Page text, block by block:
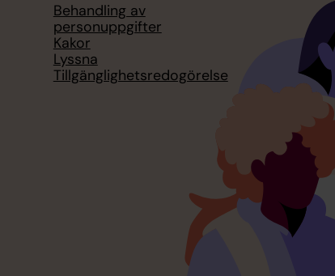
Behandling av
personuppgifter
Kakor
Lyssna
Tillgänglighetsredogörelse